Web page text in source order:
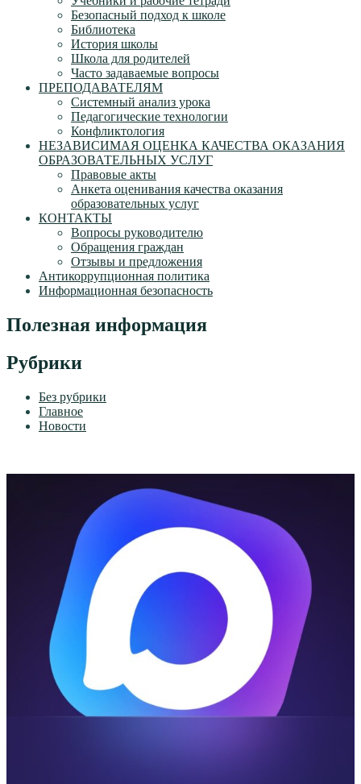
Безопасный подход к школе
Библиотека
История школы
Школа для родителей
Часто задаваемые вопросы
ПРЕПОДАВАТЕЛЯМ
Системный анализ урока
Педагогические технологии
Конфликтология
НЕЗАВИСИМАЯ ОЦЕНКА КАЧЕСТВА ОКАЗАНИЯ
ОБРАЗОВАТЕЛЬНЫХ УСЛУГ
Правовые акты
Анкета оценивания качества оказания
образовательных услуг
КОНТАКТЫ
Вопросы руководителю
Обращения граждан
Отзывы и предложения
Антикоррупционная политика
Информационная безопасность
Полезная информация
Рубрики
Без рубрики
Главное
Новости